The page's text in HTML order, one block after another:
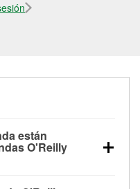
están
O'Reilly